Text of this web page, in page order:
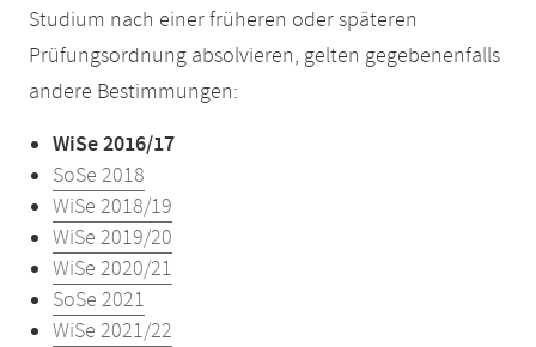
Studium nach einer früheren oder späteren
Prüfungsordnung absolvieren, gelten gegebenenfalls
andere Bestimmungen:
WiSe 2016/17
SoSe 2018
WiSe 2018/19
WiSe 2019/20
WiSe 2020/21
SoSe 2021
WiSe 2021/22